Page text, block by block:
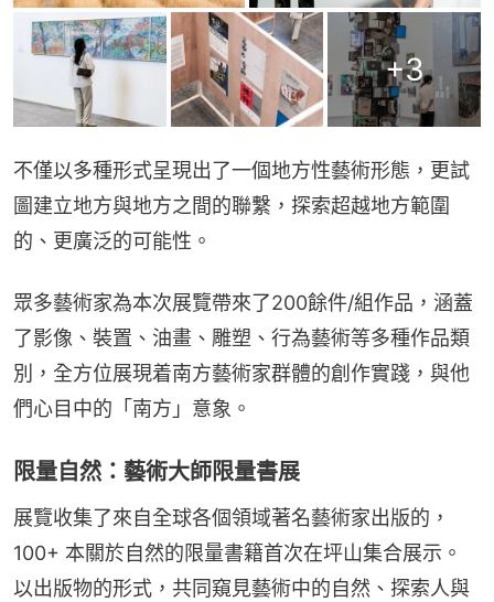
+3
不僅以多種形式呈現出了一個地方性藝術形態，更試
圖建立地方與地方之間的聯繫，探索超越地方範圍
的、更廣泛的可能性。
眾多藝術家為本次展覽帶來了200餘件/組作品，涵蓋
了影像、裝置、油畫、雕塑、行為藝術等多種作品類
別，全方位展現着南方藝術家群體的創作實踐，與他
們心目中的「南方」意象。
限量自然：藝術大師限量書展
展覽收集了來自全球各個領域著名藝術家出版的，
100+ 本關於自然的限量書籍首次在坪山集合展示。
以出版物的形式，共同窺見藝術中的自然、探索人與